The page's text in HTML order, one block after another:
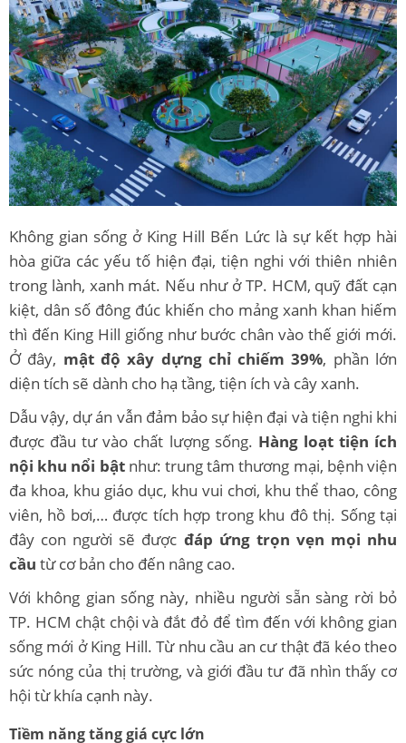
Không gian sống ở King Hill Bến Lức là sự kết hợp hài
hòa giữa các yếu tố hiện đại, tiện nghi với thiên nhiên
trong lành, xanh mát. Nếu như ở TP. HCM, quỹ đất cạn
kiệt, dân số đông đúc khiến cho mảng xanh khan hiếm
thì đến King Hill giống như bước chân vào thế giới mới.
Ở đây, mật độ xây dựng chỉ chiếm 39%, phần lớn
diện tích sẽ dành cho hạ tầng, tiện ích và cây xanh.
Dẫu vậy, dự án vẫn đảm bảo sự hiện đại và tiện nghi khi
được đầu tư vào chất lượng sống. Hàng loạt tiện ích
nội khu nổi bậtnhư: trung tâm thương mại, bệnh viện
đa khoa, khu giáo dục, khu vui chơi, khu thể thao, công
viên, hồ bơi,… được tích hợp trong khu đô thị. Sống tại
đây con người sẽ được đáp ứng trọn vẹn mọi nhu
cầu từ cơ bản cho đến nâng cao.
Với không gian sống này, nhiều người sẵn sàng rời bỏ
TP. HCM chật chội và đắt đỏ để tìm đến với không gian
sống mới ở King Hill. Từ nhu cầu an cư thật đã kéo theo
sức nóng của thị trường, và giới đầu tư đã nhìn thấy cơ
hội từ khía cạnh này.
Tiềm năng tăng giá cực lớn